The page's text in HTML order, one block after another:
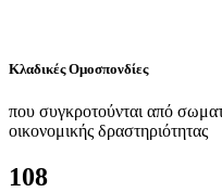
Κλαδικές Ομοσπονδίες
που συγκροτούνται από
οικονομικής δραστηριότητας
108